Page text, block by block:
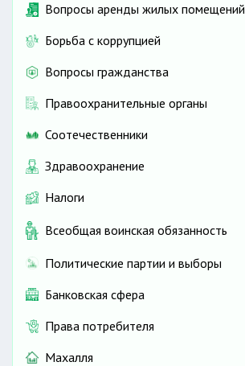
Вопросы аренды жилых помещений
Борьба с коррупцией
Вопросы гражданства
Правоохранительные органы
Соотечественники
Здравоохранение
Налоги
Всеобщая воинская обязанность
Политические партии и выборы
Банковская сфера
Права потребителя
Махалля